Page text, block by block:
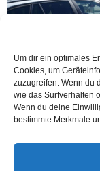
Um dir ein optimales
Cookies, um
zuzugreifen. Wenn du
wie das Surfverhalten
Wenn du deine
bestimmte Merkmale
Bugün günlerden 11
ile tanışalı tam 36 gün
Weiterlesen